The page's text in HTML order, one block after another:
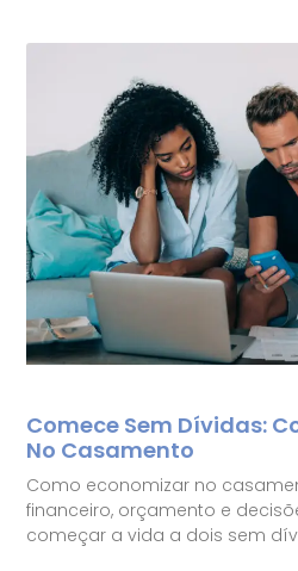
Comece Sem Dívidas:
No Casamento
Como economizar no
financeiro, orçamento e
começar a vida a dois sem